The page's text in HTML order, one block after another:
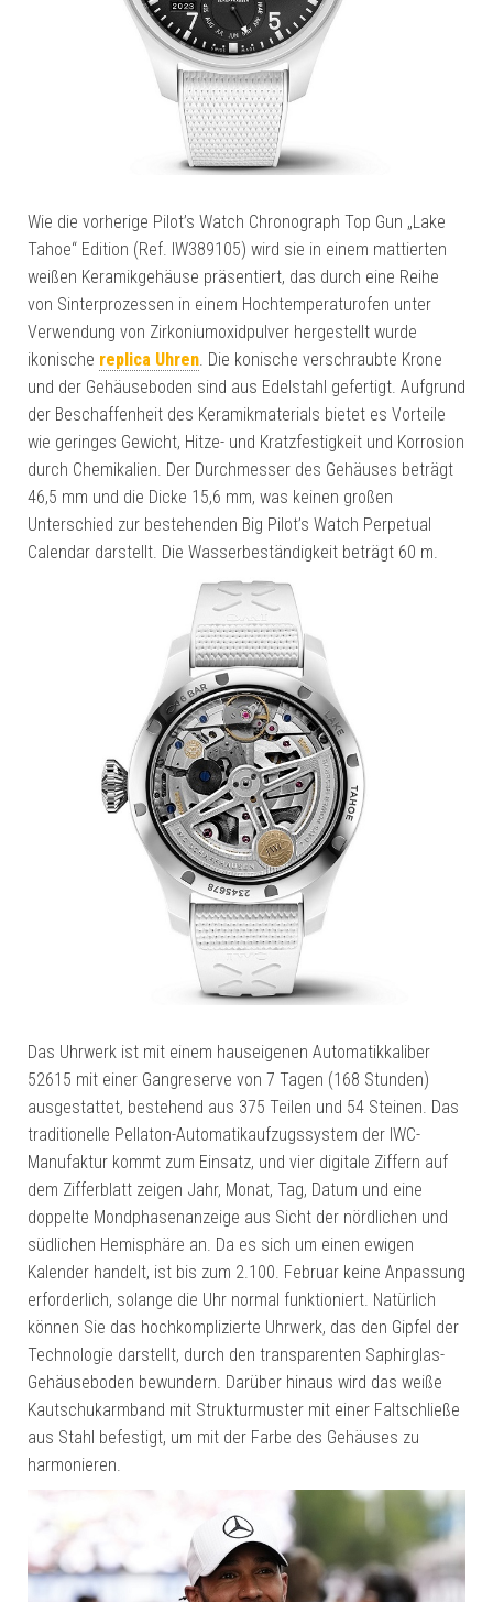
Wie die vorherige Pilot’s Watch Chronograph Top Gun „Lake
Tahoe“ Edition (Ref. IW389105) wird sie in einem mattierten
weißen Keramikgehäuse präsentiert, das durch eine Reihe
von Sinterprozessen in einem Hochtemperaturofen unter
Verwendung von Zirkoniumoxidpulver hergestellt wurde
ikonische replica Uhren . Die konische verschraubte Krone
und der Gehäuseboden sind aus Edelstahl gefertigt. Aufgrund
der Beschaffenheit des Keramikmaterials bietet es Vorteile
wie geringes Gewicht, Hitze- und Kratzfestigkeit und Korrosion
durch Chemikalien. Der Durchmesser des Gehäuses beträgt
46,5 mm und die Dicke 15,6 mm, was keinen großen
Unterschied zur bestehenden Big Pilot’s Watch Perpetual
Calendar darstellt. Die Wasserbeständigkeit beträgt 60 m.
Das Uhrwerk ist mit einem hauseigenen Automatikkaliber
52615 mit einer Gangreserve von 7 Tagen (168 Stunden)
ausgestattet, bestehend aus 375 Teilen und 54 Steinen. Das
traditionelle Pellaton-Automatikaufzugssystem der IWC-
Manufaktur kommt zum Einsatz, und vier digitale Ziffern auf
dem Zifferblatt zeigen Jahr, Monat, Tag, Datum und eine
doppelte Mondphasenanzeige aus Sicht der nördlichen und
südlichen Hemisphäre an. Da es sich um einen ewigen
Kalender handelt, ist bis zum 2.100. Februar keine Anpassung
erforderlich, solange die Uhr normal funktioniert. Natürlich
können Sie das hochkomplizierte Uhrwerk, das den Gipfel der
Technologie darstellt, durch den transparenten Saphirglas-
Gehäuseboden bewundern. Darüber hinaus wird das weiße
Kautschukarmband mit Strukturmuster mit einer Faltschließe
aus Stahl befestigt, um mit der Farbe des Gehäuses zu
harmonieren.